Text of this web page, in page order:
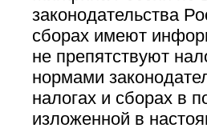
законодательства
сборах имеют
не препятствуют
нормами
налогах и сборах в
изложенной в